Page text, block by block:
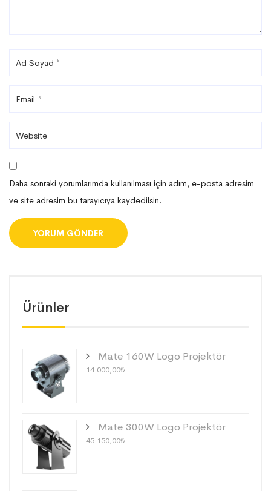
Ürünler
Mate 160W Logo Projektör
14.000,00₺
Mate 300W Logo Projektör
45.150,00₺
Daha sonraki yorumlarımda kullanılması için adım, e-posta adresim
ve site adresim bu tarayıcıya kaydedilsin.